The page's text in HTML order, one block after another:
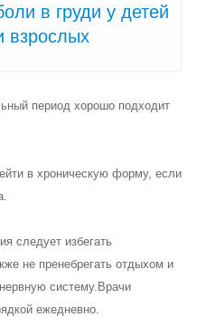
в груди у детей
взрослых
период хорошо подходит
в хроническую форму, если
следует избегать
не пренебрегать отдыхом и
систему. Врачи
ежедневно.